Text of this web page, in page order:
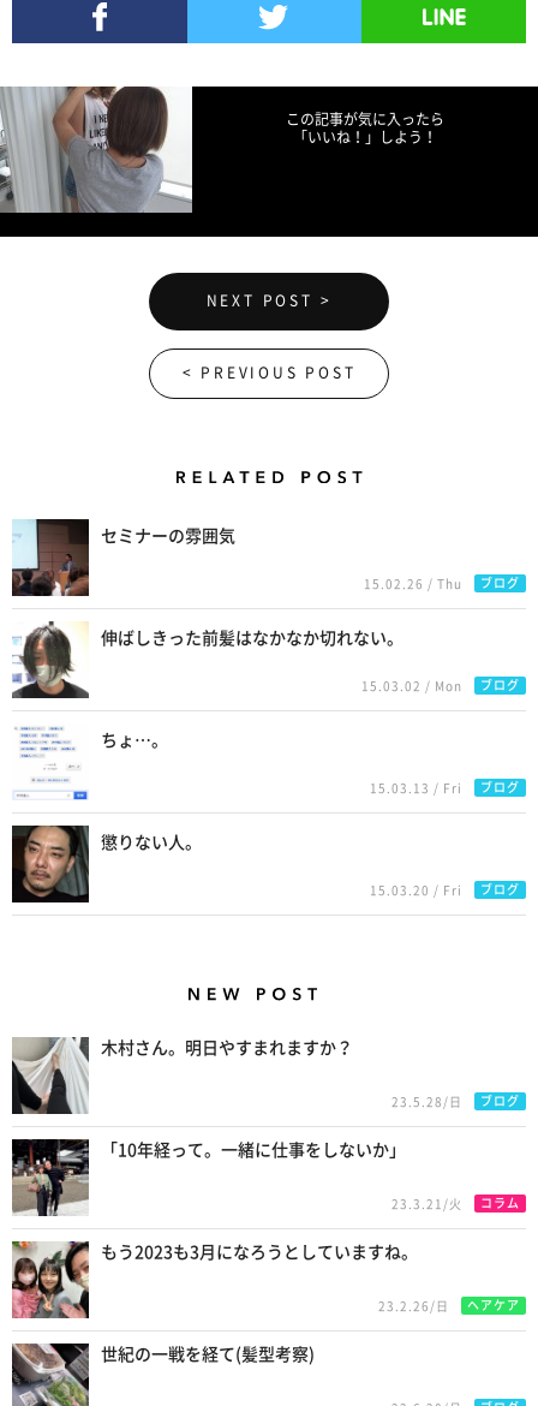
この記事が気に入ったら
「いいね！」しよう！
NEXT POST >
< PREVIOUS POST
セミナーの雰囲気
15.02.26 / Thu ブログ
伸ばしきった前髪はなかなか切れない。
15.03.02 / Mon ブログ
ちょ…。
15.03.13 / Fri ブログ
懲りない人。
15.03.20 / Fri ブログ
木村さん。明日やすまれますか？
23.5.28/日 ブログ
「10年経って。一緒に仕事をしないか」
23.3.21/火 コラム
もう2023も3月になろうとしていますね。
23.2.26/日 ヘアケア
世紀の一戦を経て(髪型考察)